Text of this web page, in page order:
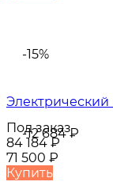
-15%
-12 684₽
Электрический
Под заказ
84 184₽
71 500 ₽
Купить